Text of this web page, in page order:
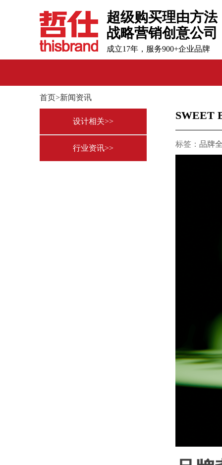
超级购买理由方法
战略营销创意公司
成立17年，服务900+企业品牌
SWEET
标签： 品牌
首页>新闻资讯
设计相关>>
行业资讯>>